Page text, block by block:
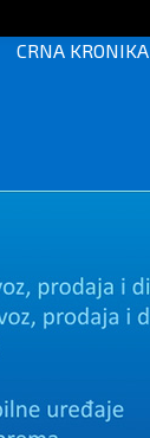
CRNA KRONIKA